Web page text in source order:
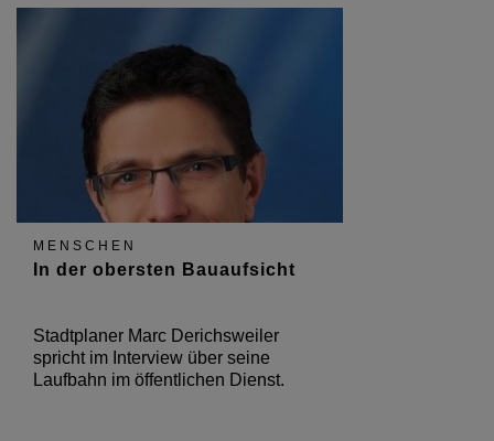
MENSCHEN
In der obersten Bauaufsicht
Stadtplaner Marc Derichsweiler
spricht im Interview über seine
Laufbahn im öffentlichen Dienst.